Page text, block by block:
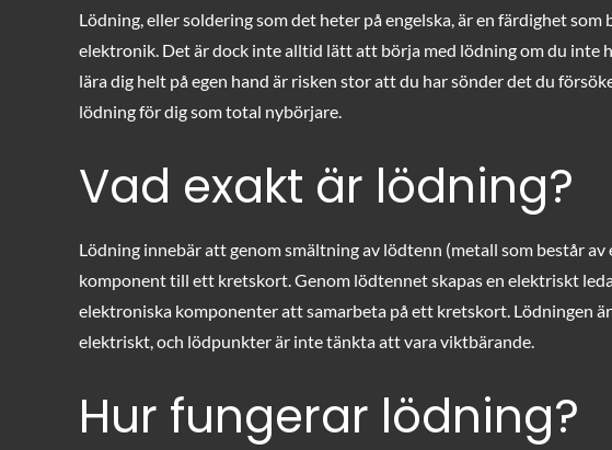
Lödning, eller soldering som det heter på engelska, är en färdighet
elektronik. Det är dock inte alltid lätt att börja med lödning om du inte
lära dig helt på egen hand är risken stor att du har sönder det du
lödning för dig som total nybörjare.
Vad exakt är lödning?
Lödning innebär att genom smältning av lödtenn (metall som består
komponent till ett kretskort. Genom lödtennet skapas en elektriskt
elektroniska komponenter att samarbeta på ett kretskort. Lödningen
elektriskt, och lödpunkter är inte tänkta att vara viktbärande.
Hur fungerar lödning?